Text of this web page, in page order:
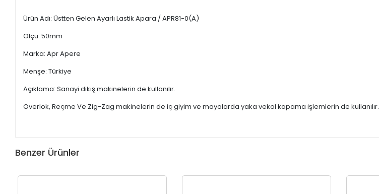
Ürün Adı: Üstten Gelen Ayarlı Lastik Apara / APR81-0(A)
Ölçü: 50mm
Marka: Apr Apere
Menşe: Türkiye
Açıklama: Sanayi dikiş makinelerin de kullanılır.
Overlok, Reçme Ve Zig-Zag makinelerin de iç giyim ve mayolarda yaka vekol kapama işlemlerin de kullanılır.
Benzer Ürünler